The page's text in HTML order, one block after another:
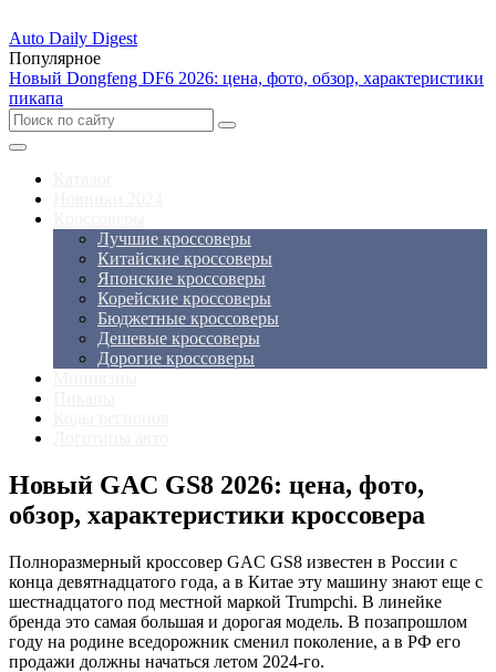
Auto Daily Digest
Популярное
Новый Dongfeng DF6 2026: цена, фото, обзор, характеристики
пикапа
Лучшие кроссоверы
Китайские кроссоверы
Японские кроссоверы
Корейские кроссоверы
Бюджетные кроссоверы
Дешевые кроссоверы
Дорогие кроссоверы
Новый GAC GS8 2026: цена, фото,
обзор, характеристики кроссовера
Полноразмерный кроссовер GAC GS8 известен в России с
конца девятнадцатого года, а в Китае эту машину знают еще с
шестнадцатого под местной маркой Trumpchi. В линейке
бренда это самая большая и дорогая модель. В позапрошлом
году на родине вседорожник сменил поколение, а в РФ его
продажи должны начаться летом 2024-го.